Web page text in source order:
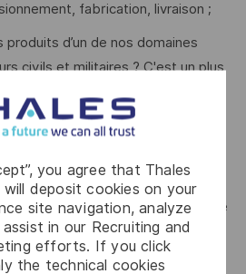
you agree that Thales
deposit cookies on your
site navigation, analyze
in our Recruiting and
efforts. If you click
the technical cookies
fabrication, livraison ;
d’un de nos domaines
civils et militaires ? C'est un plus
une connaissance des
(ARP4761), de l’ARP4754B ;
édictées par Thales en matière
et du trafic d’influence ;
pluridisciplinaires et